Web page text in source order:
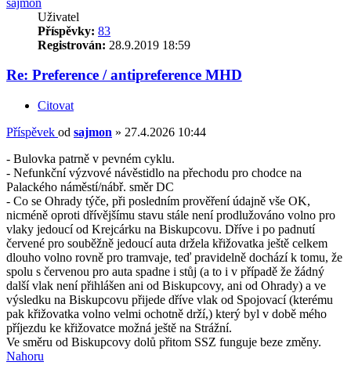
Uživatel
Příspěvky: 83
Registrován: 28.9.2019 18:59
Re: Preference / antipreference MHD
Citovat
Příspěvek od sajmon » 27.4.2026 10:44
- Bulovka patrně v pevném cyklu.
- Nefunkční výzvové návěstidlo na přechodu pro chodce na
Palackého náměstí/nábř. směr DC
- Co se Ohrady týče, při posledním prověření údajně vše OK,
nicméně oproti dřívějšímu stavu stále není prodlužováno volno pro
vlaky jedoucí od Krejcárku na Biskupcovu. Dříve i po padnutí
červené pro souběžně jedoucí auta držela křižovatka ještě celkem
dlouho volno rovně pro tramvaje, teď pravidelně dochází k tomu, že
spolu s červenou pro auta spadne i stůj (a to i v případě že žádný
další vlak není přihlášen ani od Biskupcovy, ani od Ohrady) a ve
výsledku na Biskupcovu přijede dříve vlak od Spojovací (kterému
pak křižovatka volno velmi ochotně drží,) který byl v době mého
příjezdu ke křižovatce možná ještě na Strážní.
Ve směru od Biskupcovy dolů přitom SSZ funguje beze změny.
Nahoru